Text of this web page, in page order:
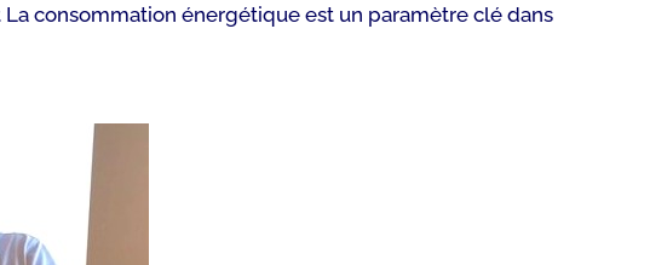
consommation énergétique est un paramètre clé dans